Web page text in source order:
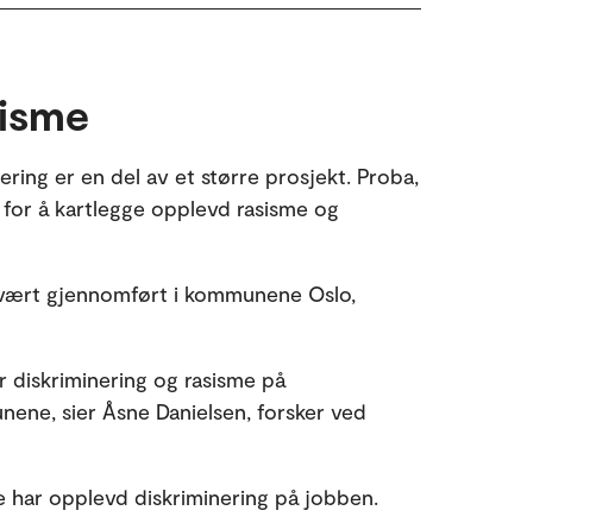
er en del av et større prosjekt. Proba,
å kartlegge opplevd rasisme og
gjennomført i kommunene Oslo,
og rasisme på
sier Åsne Danielsen, forsker ved
opplevd diskriminering på jobben.